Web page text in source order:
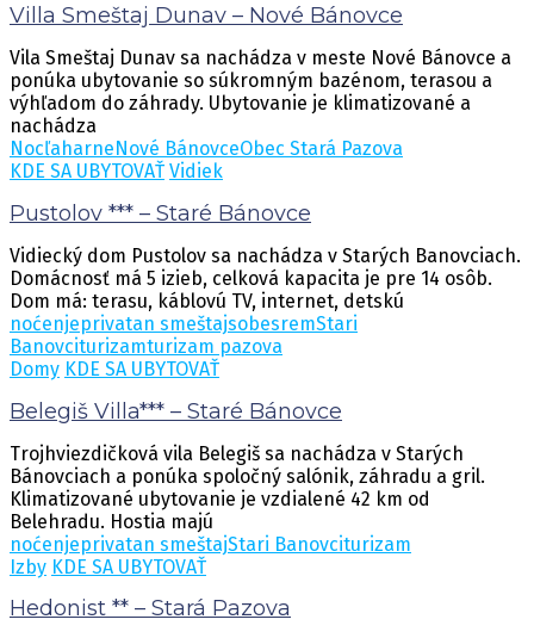
Villa Smeštaj Dunav – Nové Bánovce
Vila Smeštaj Dunav sa nachádza v meste Nové Bánovce a
ponúka ubytovanie so súkromným bazénom, terasou a
výhľadom do záhrady. Ubytovanie je klimatizované a
nachádza
NocľaharneNové BánovceObec Stará Pazova
KDE SA UBYTOVAŤ Vidiek
Pustolov *** – Staré Bánovce
Vidiecký dom Pustolov sa nachádza v Starých Banovciach.
Domácnosť má 5 izieb, celková kapacita je pre 14 osôb.
Dom má: terasu, káblovú TV, internet, detskú
noćenjeprivatan smeštajsobesremStari
Banovciturizamturizam pazova
Domy KDE SA UBYTOVAŤ
Belegiš Villa*** – Staré Bánovce
Trojhviezdičková vila Belegiš sa nachádza v Starých
Bánovciach a ponúka spoločný salónik, záhradu a gril.
Klimatizované ubytovanie je vzdialené 42 km od
Belehradu. Hostia majú
noćenjeprivatan smeštajStari Banovciturizam
Izby KDE SA UBYTOVAŤ
Hedonist ** – Stará Pazova